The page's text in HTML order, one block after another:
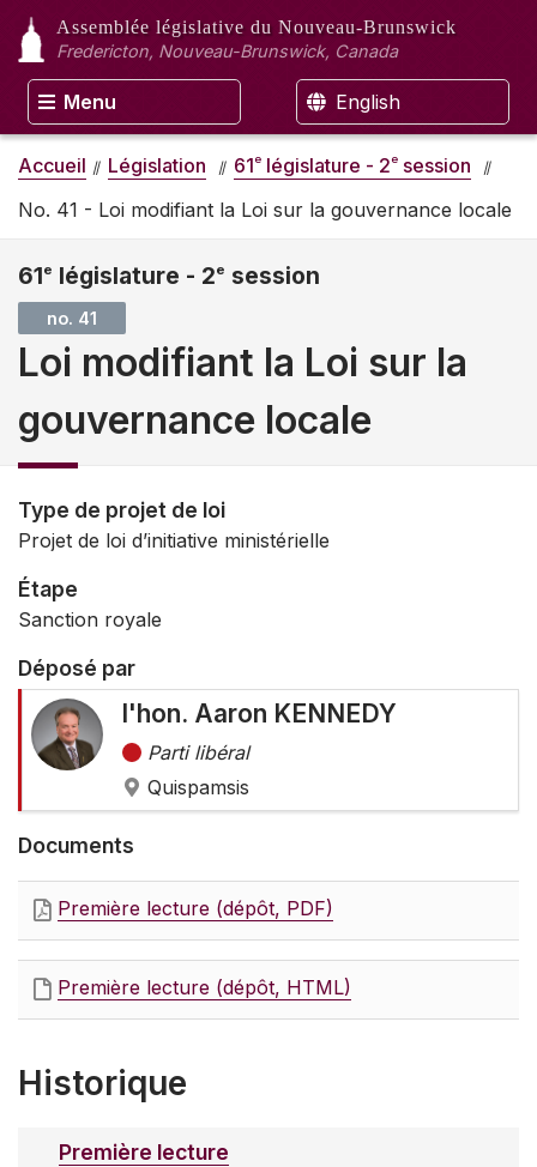
Assemblée législative du Nouveau-Brunswick
Fredericton, Nouveau-Brunswick, Canada
Menu English
Accueil Législation 61e législature - 2e session
No. 41 - Loi modifiant la Loi sur la gouvernance locale
61e législature - 2e session
no. 41
Loi modifiant la Loi sur la
gouvernance locale
Type de projet de loi
Projet de loi d’initiative ministérielle
Étape
Sanction royale
Déposé par
l'hon. Aaron KENNEDY
Parti libéral
Quispamsis
Documents
Première lecture (dépôt, PDF)
Première lecture (dépôt, HTML)
Historique
Première lecture